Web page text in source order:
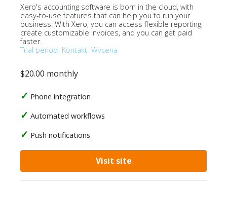
Xero's accounting software is born in the cloud, with
easy-to-use features that can help you to run your
business. With Xero, you can access flexible reporting,
create customizable invoices, and you can get paid
faster.
Trial period Kontakt Wycena
$20.00 monthly
Phone integration
Automated workflows
Push notifications
Visit site